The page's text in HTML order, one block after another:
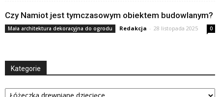
Czy Namiot jest tymczasowym obiektem budowlanym?
Mała architektura dekoracyjna do ogrodu Redakcja - 28 listopada 2025 0
Kategorie
Kategorie